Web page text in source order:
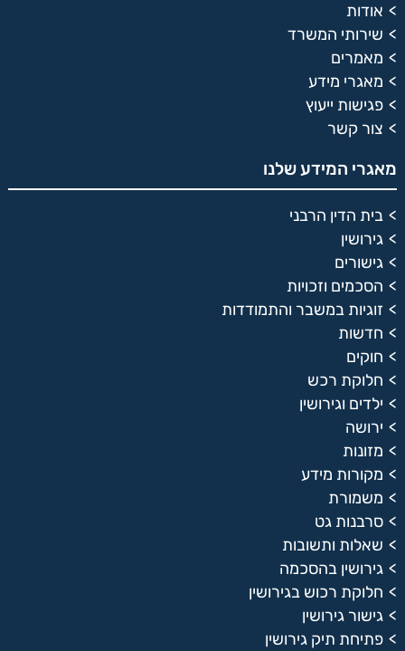
אודות
שירותי המשרד
מאמרים
מאגרי מידע
פגישות ייעוץ
צור קשר
מאגרי המידע שלנו
בית הדין הרבני
גירושין
גישורים
הסכמים וזכויות
זוגיות במשבר והתמודדות
חדשות
חוקים
חלוקת רכש
ילדים וגירושין
ירושה
מזונות
מקורות מידע
משמורת
סרבנות גט
שאלות ותשובות
גירושין בהסכמה
חלוקת רכוש בגירושין
גישור גירושין
פתיחת תיק גירושין